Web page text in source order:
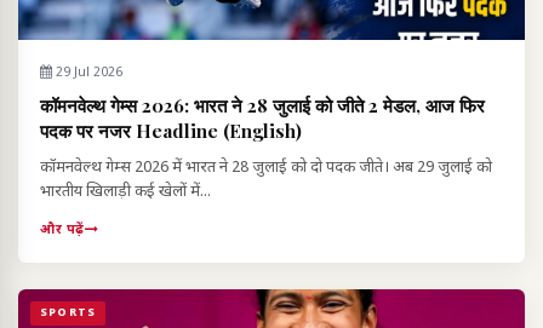
29 Jul 2026
कॉमनवेल्थ गेम्स 2026: भारत ने 28 जुलाई को जीते 2 मेडल, आज फिर
पदक पर नजर Headline (English)
कॉमनवेल्थ गेम्स 2026 में भारत ने 28 जुलाई को दो पदक जीते। अब 29 जुलाई को
भारतीय खिलाड़ी कई खेलों में...
और पढ़ें
SPORTS